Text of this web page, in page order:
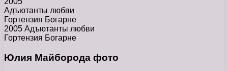
Адъютанты любви
Гортензия Богарне
2005 Адъютанты любви
Гортензия Богарне
Юлия Майборода фото